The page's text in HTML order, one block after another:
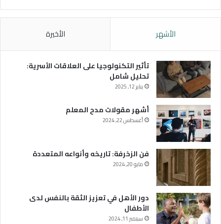
الأشهر الأخيرة
تأثير التكنولوجيا على العلاقات الأسرية:
تحليل شامل
يناير 12, 2025
أشهر مقولات مدح المعلم
أغسطس 22, 2024
فن الزخرفة: تاريخه وأنواعه المتعددة
مايو 20, 2024
دور الأهل في تعزيز الثقة بالنفس لدى
الأطفال
سبتمبر 11, 2024